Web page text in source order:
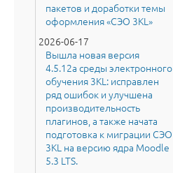
пакетов и доработки темы
оформления «СЭО 3KL»
2026-06-17
Вышла новая версия
4.5.12a среды электронного
обучения 3KL: исправлен
ряд ошибок и улучшена
производительность
плагинов, а также начата
подготовка к миграции СЭО
3KL на версию ядра Moodle
5.3 LTS.